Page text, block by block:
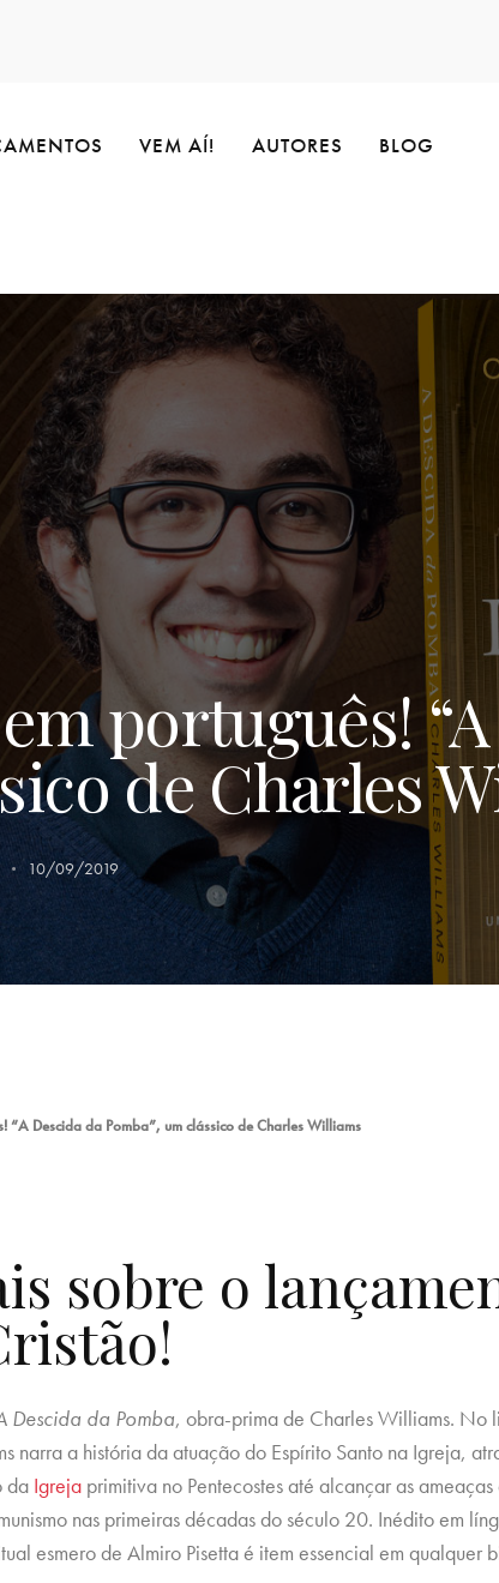
VEM AÍ! AUTORES BLOG
português! “A
de Charles
10/09/2019
“A Descida da Pomba”, um clássico de Charles Williams
sobre o
Descida da Pomba, obra-prima de Charles Williams. No
narra a história da atuação do Espírito Santo na Igreja,
da Igreja primitiva no Pentecostes até alcançar as
nas primeiras décadas do século 20. Inédito em
esmero de Almiro Pisetta é item essencial em qualquer